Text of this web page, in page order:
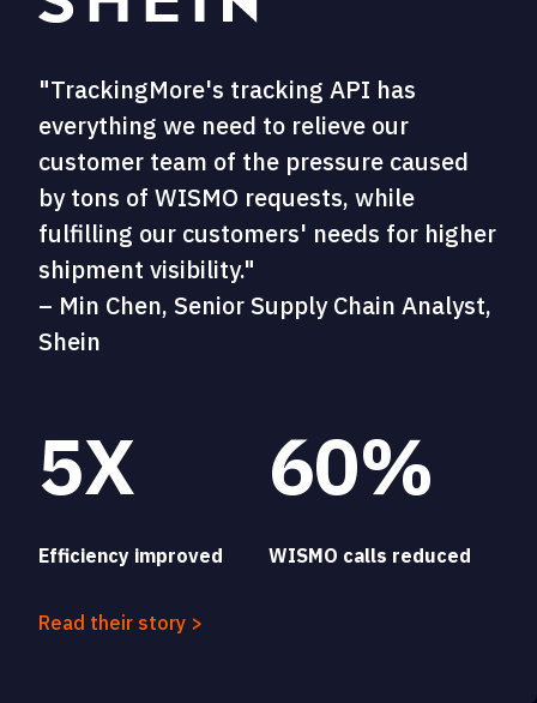
"TrackingMore's tracking API has
everything we need to relieve our
customer team of the pressure caused
by tons of WISMO requests, while
fulfilling our customers' needs for higher
shipment visibility."
– Min Chen, Senior Supply Chain Analyst,
Shein
5X
Efficiency improved
60%
WISMO calls reduced
Read their story >